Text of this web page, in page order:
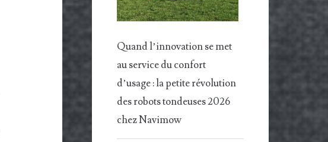
Quand l’innovation se met
au service du confort
d’usage : la petite révolution
des robots tondeuses 2026
chez Navimow